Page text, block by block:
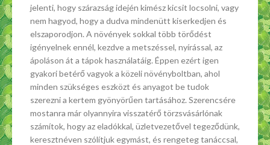
jelenti, hogy szárazság idején kimész kicsit locsolni, vagy
nem hagyod, hogy a dudva mindenütt kiserkedjen és
elszaporodjon. A növények sokkal több törődést
igényelnek ennél, kezdve a metszéssel, nyírással, az
ápoláson át a tápok használatáig. Éppen ezért igen
gyakori betérő vagyok a közeli növényboltban, ahol
minden szükséges eszközt és anyagot be tudok
szerezni a kertem gyönyörűen tartásához. Szerencsére
mostanra már olyannyira visszatérő törzsvásárlónak
számítok, hogy az eladókkal, üzletvezetővel tegeződünk,
keresztnéven szólítjuk egymást, és rengeteg tanáccsal,